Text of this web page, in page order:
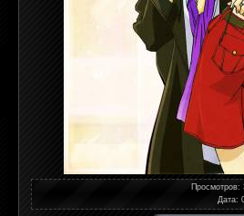
Просмотров:
Дата: